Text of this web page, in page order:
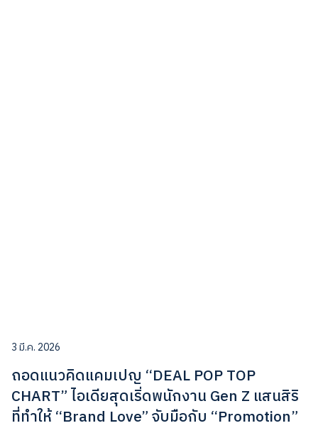
3 มี.ค. 2026
ถอดแนวคิดแคมเปญ “DEAL POP TOP
CHART” ไอเดียสุดเริ่ดพนักงาน Gen Z แสนสิริ
ที่ทำให้ “Brand Love” จับมือกับ “Promotion”